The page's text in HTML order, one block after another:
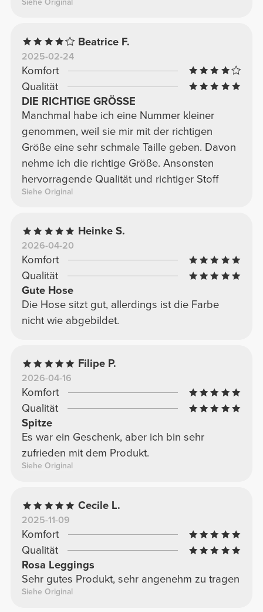
Beatrice F.
2025-02-24
Komfort
Qualität
DIE RICHTIGE GRÖSSE
Manchmal habe ich eine Nummer kleiner
genommen, weil sie mir mit der richtigen
Größe eine sehr schmale Taille geben. Davon
nehme ich die richtige Größe. Ansonsten
hervorragende Qualität und richtiger Stoff
Siehe Original
Heinke S.
2026-04-20
Komfort
Qualität
Gute Hose
Die Hose sitzt gut, allerdings ist die Farbe
nicht wie abgebildet.
Filipe P.
2026-04-16
Komfort
Qualität
Spitze
Es war ein Geschenk, aber ich bin sehr
zufrieden mit dem Produkt.
Siehe Original
Cecile L.
2025-11-09
Komfort
Qualität
Rosa Leggings
Sehr gutes Produkt, sehr angenehm zu tragen
Siehe Original